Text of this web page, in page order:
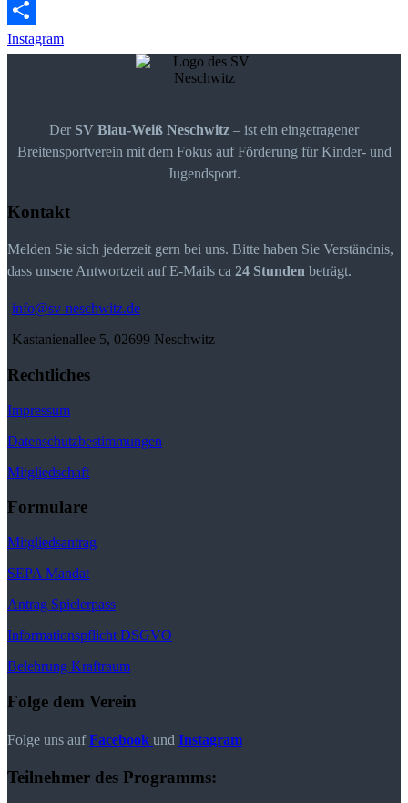
Email
Instagram
Der SV Blau-Weiß Neschwitz – ist ein eingetragener
Breitensportverein mit dem Fokus auf Förderung für Kinder- und
Jugendsport.
Kontakt
Melden Sie sich jederzeit gern bei uns. Bitte haben Sie Verständnis,
dass unsere Antwortzeit auf E-Mails ca 24 Stunden beträgt.
info@sv-neschwitz.de
Kastanienallee 5, 02699 Neschwitz
Rechtliches
Impressum
Datenschutzbestimmungen
Mitgliedschaft
Formulare
Mitgliedsantrag
SEPA Mandat
Antrag Spielerpass
Informationspflicht DSGVO
Belehrung Kraftraum
Folge dem Verein
Folge uns aufFacebook und Instagram
Teilnehmer des Programms: